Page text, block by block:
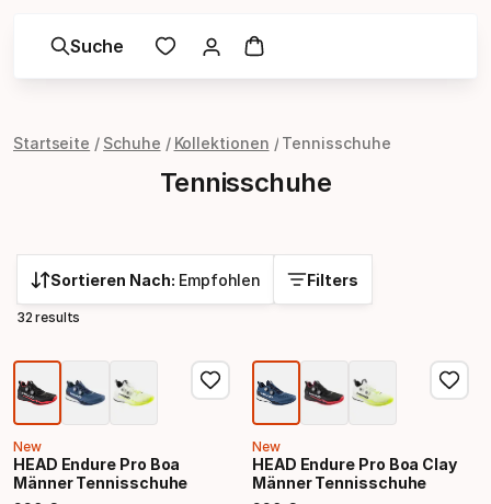
Suche
Startseite Schuhe Kollektionen Tennisschuhe
Tennisschuhe
Sortieren Nach: Empfohlen Filters
32 results
New
HEAD Endure Pro Boa
Männer Tennisschuhe
New
HEAD Endure Pro Boa Clay
Männer Tennisschuhe